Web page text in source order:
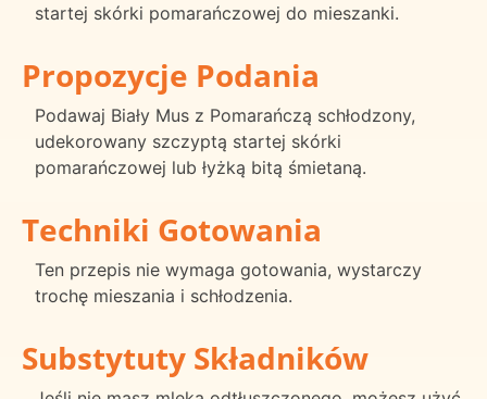
startej skórki pomarańczowej do mieszanki.
Propozycje Podania
Podawaj Biały Mus z Pomarańczą schłodzony,
udekorowany szczyptą startej skórki
pomarańczowej lub łyżką bitą śmietaną.
Techniki Gotowania
Ten przepis nie wymaga gotowania, wystarczy
trochę mieszania i schłodzenia.
Substytuty Składników